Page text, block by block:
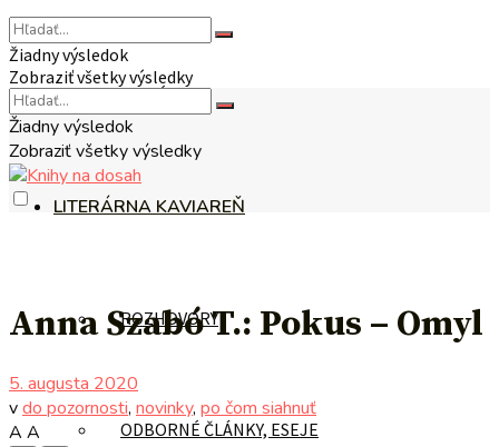
NA TÉMU
LITERÁRNA KAVIAREŇ
ROZHOVORY
ODBORNÉ ČLÁNKY, ESEJE
Žiadny výsledok
Zobraziť všetky výsledky
Žiadny výsledok
Zobraziť všetky výsledky
Anna Szabó T.: Pokus – Omyl
5. augusta 2020
vdo pozornosti, novinky, po čom siahnuť
A A